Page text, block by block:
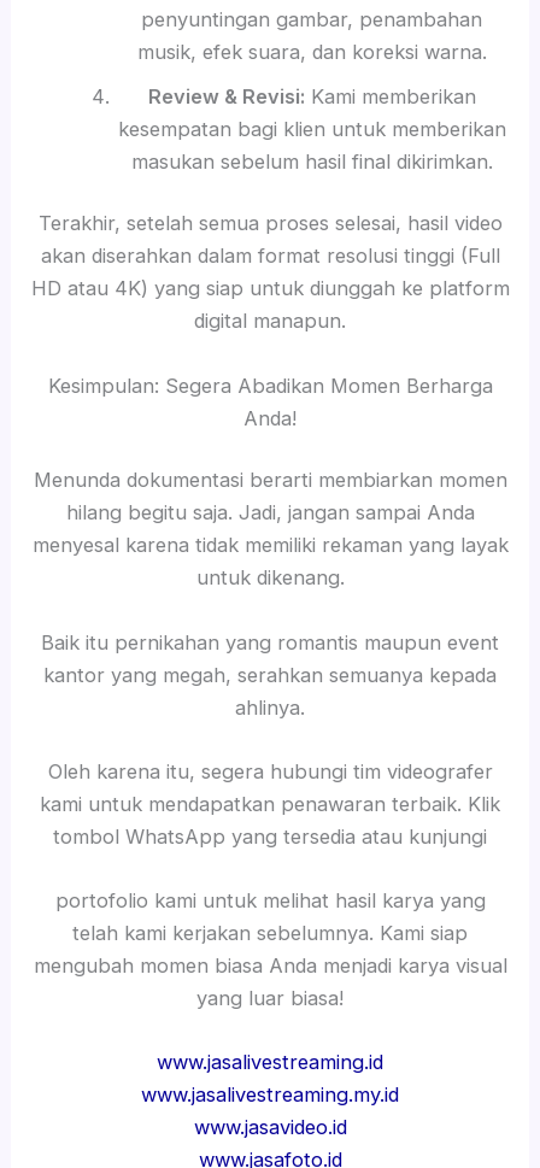
penyuntingan gambar, penambahan
musik, efek suara, dan koreksi warna.
Review & Revisi: Kami memberikan
kesempatan bagi klien untuk memberikan
masukan sebelum hasil final dikirimkan.
Terakhir, setelah semua proses selesai, hasil video
akan diserahkan dalam format resolusi tinggi (Full
HD atau 4K) yang siap untuk diunggah ke platform
digital manapun.
Kesimpulan: Segera Abadikan Momen Berharga
Anda!
Menunda dokumentasi berarti membiarkan momen
hilang begitu saja. Jadi, jangan sampai Anda
menyesal karena tidak memiliki rekaman yang layak
untuk dikenang.
Baik itu pernikahan yang romantis maupun event
kantor yang megah, serahkan semuanya kepada
ahlinya.
Oleh karena itu, segera hubungi tim videografer
kami untuk mendapatkan penawaran terbaik. Klik
tombol WhatsApp yang tersedia atau kunjungi
portofolio kami untuk melihat hasil karya yang
telah kami kerjakan sebelumnya. Kami siap
mengubah momen biasa Anda menjadi karya visual
yang luar biasa!
www.jasalivestreaming.id
www.jasalivestreaming.my.id
www.jasavideo.id
www.jasafoto.id